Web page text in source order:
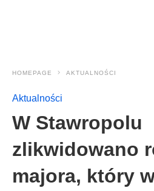
HOMEPAGE AKTUALNOŚCI
Aktualności
W Stawropolu
zlikwidowano
majora, który